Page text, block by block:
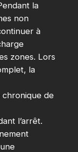
la
non
à
zones. Lors
la
de
l’arrêt.